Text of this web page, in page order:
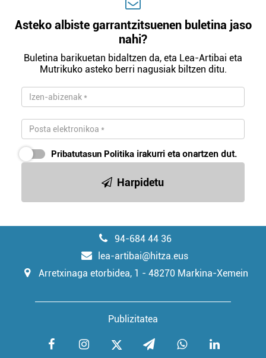
Asteko albiste garrantzitsuenen buletina jaso
nahi?
Buletina barikuetan bidaltzen da, eta Lea-Artibai eta
Mutrikuko asteko berri nagusiak biltzen ditu.
Pribatutasun Politika irakurri eta onartzen dut.
Harpidetu
94-684 44 36
lea-artibai@hitza.eus
Arretxinaga etorbidea, 1 - 48270 Markina-Xemein
Publizitatea